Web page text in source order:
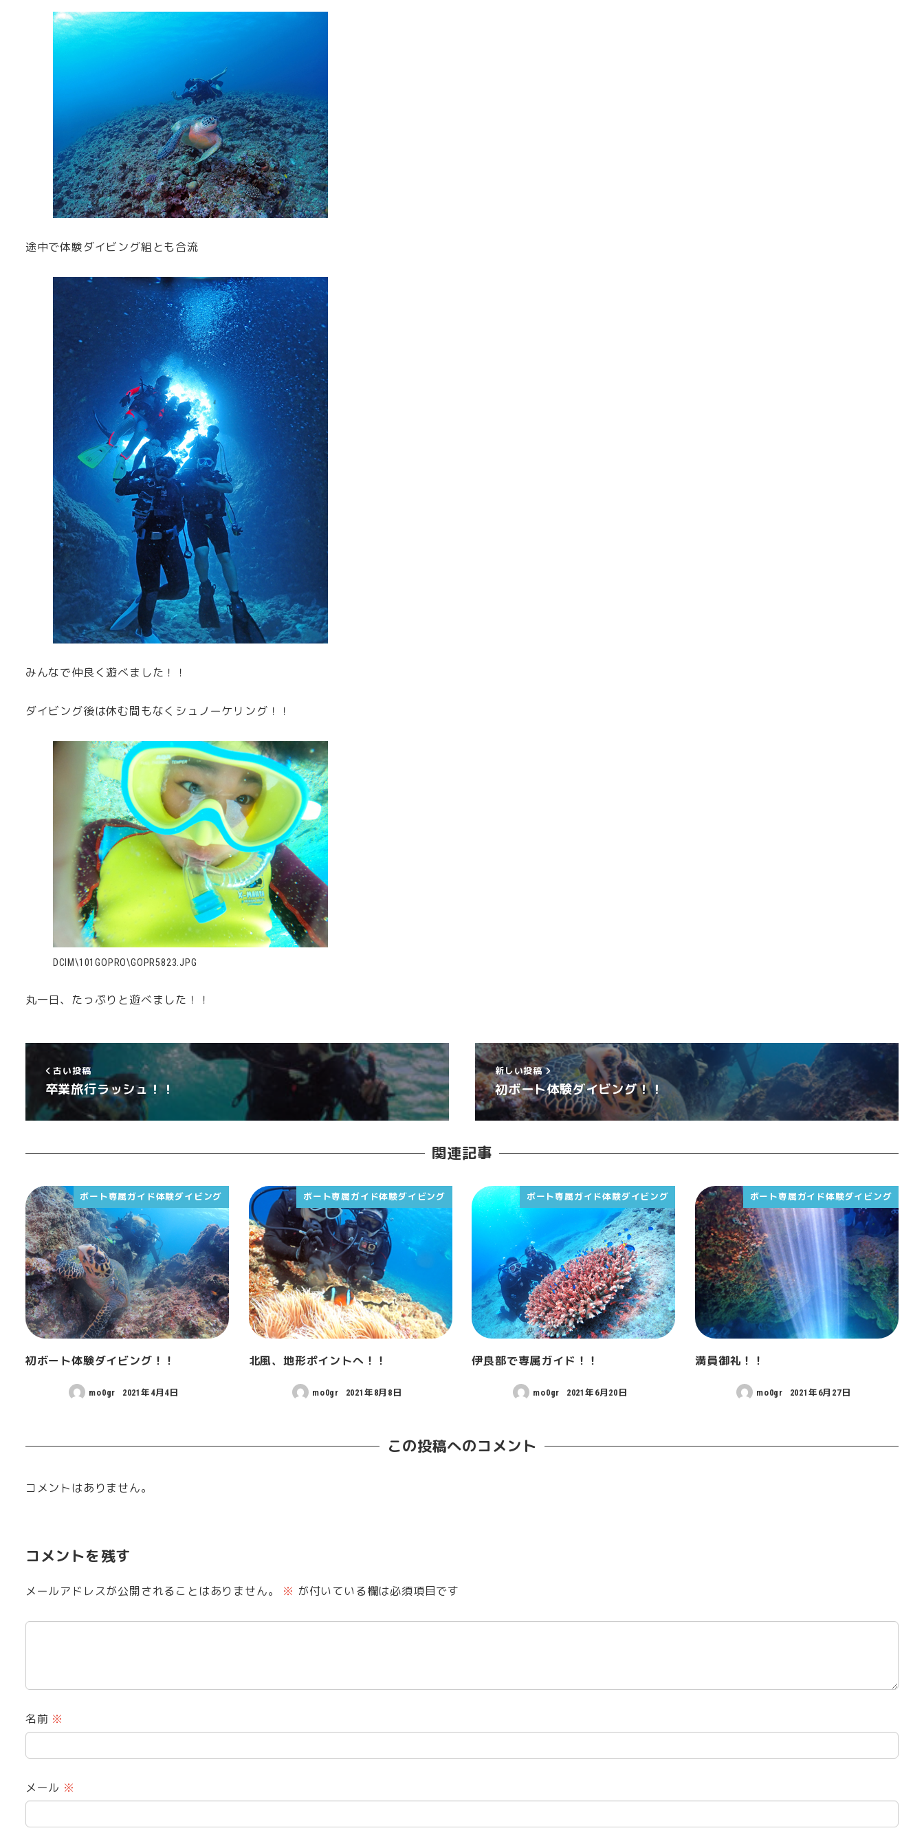
途中で体験ダイビング組とも合流
みんなで仲良く遊べました！！
ダイビング後は休む間もなくシュノーケリング！！
DCIM\101GOPRO\GOPR5823.JPG
丸一日、たっぷりと遊べました！！
古い投稿
卒業旅行ラッシュ！！
新しい投稿
初ボート体験ダイビング！！
関連記事
ボート専属ガイド体験ダイビング
初ボート体験ダイビング！！
mo0gr 2021年4月4日
ボート専属ガイド体験ダイビング
北風、地形ポイントへ！！
mo0gr 2021年8月8日
ボート専属ガイド体験ダイビング
伊良部で専属ガイド！！
mo0gr 2021年6月20日
ボート専属ガイド体験ダイビング
満員御礼！！
mo0gr 2021年6月27日
この投稿へのコメント
コメントはありません。
コメントを残す
メールアドレスが公開されることはありません。 ※ が付いている欄は必須項目です
名前 ※
メール ※